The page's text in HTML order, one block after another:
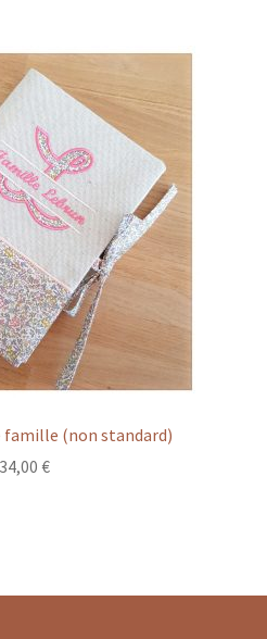
159,00 €
(non standard)
34,00 €